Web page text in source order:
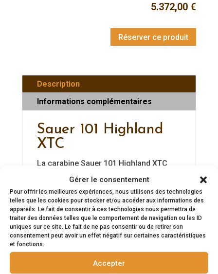
Gérer le consentement
Pour offrir les meilleures expériences, nous utilisons des technologies
telles que les cookies pour stocker et/ou accéder aux informations des
appareils. Le fait de consentir à ces technologies nous permettra de
traiter des données telles que le comportement de navigation ou les ID
uniques sur ce site. Le fait de ne pas consentir ou de retirer son
consentement peut avoir un effet négatif sur certaines caractéristiques
et fonctions.
Accepter
5.372,00 €
Réserver ce produit
Description
Informations complémentaires
Sauer 101 Highland
XTC
La carabine Sauer 101 Highland XTC
incarne l'alliance parfaite entre légèreté
et robustesse. Avec sa crosse en
carbone et son design optimisé pour la
montagne, elle est conçue pour les
terrains les plus exigeants. Offrant une
précision incomparable grâce à son
performances exceptionnelles à